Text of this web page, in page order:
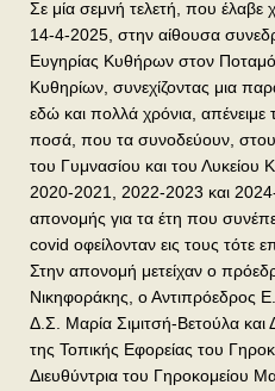
Σε μία σεμνή τελετή, που έλαβε
14-4-2025, στην αίθουσα
Ευγηρίας Κυθήρων στον
Κυθηρίων, συνεχίζοντας μια
εδώ και πολλά χρόνια, απένειμε
ποσά, που τα συνοδεύουν,
του Γυμνασίου και του Λυκείου
2020-2021, 2022-2023 και
απονομής για τα έτη που
covid οφείλονταν εις τους τότε
Στην απονομή μετείχαν ο
Νικηφοράκης, ο Αντιπρόεδρος
Δ.Σ. Μαρία Σιμιτσή-Βετούλα
της Τοπικής Εφορείας του
Διευθύντρια του Γηροκομείου